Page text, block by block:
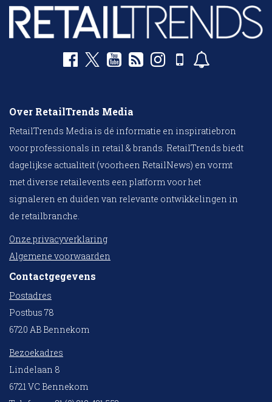
Over RetailTrends Media
RetailTrends Media is dé informatie en inspiratiebron
voor professionals in retail & brands. RetailTrends biedt
dagelijkse actualiteit (voorheen RetailNews) en vormt
met diverse retailevents een platform voor het
signaleren en duiden van relevante ontwikkelingen in
de retailbranche.
Onze privacyverklaring
Algemene voorwaarden
Contactgegevens
Postadres
Postbus 78
6720 AB Bennekom
Bezoekadres
Lindelaan 8
6721 VC Bennekom